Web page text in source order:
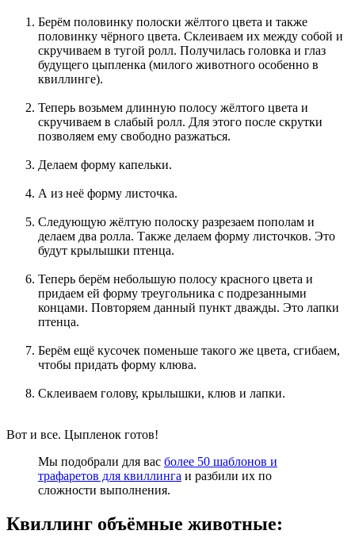
Берём половинку полоски жёлтого цвета и также
половинку чёрного цвета. Склеиваем их между собой и
скручиваем в тугой ролл. Получилась головка и глаз
будущего цыпленка (милого животного особенно в
квиллинге).
Теперь возьмем длинную полосу жёлтого цвета и
скручиваем в слабый ролл. Для этого после скрутки
позволяем ему свободно разжаться.
Делаем форму капельки.
А из неё форму листочка.
Следующую жёлтую полоску разрезаем пополам и
делаем два ролла. Также делаем форму листочков. Это
будут крылышки птенца.
Теперь берём небольшую полосу красного цвета и
придаем ей форму треугольника с подрезанными
концами. Повторяем данный пункт дважды. Это лапки
птенца.
Берём ещё кусочек поменьше такого же цвета, сгибаем,
чтобы придать форму клюва.
Склеиваем голову, крылышки, клюв и лапки.
Вот и все. Цыпленок готов!
Мы подобрали для вас более 50 шаблонов и
трафаретов для квиллинга и разбили их по
сложности выполнения.
Квиллинг объёмные животные: